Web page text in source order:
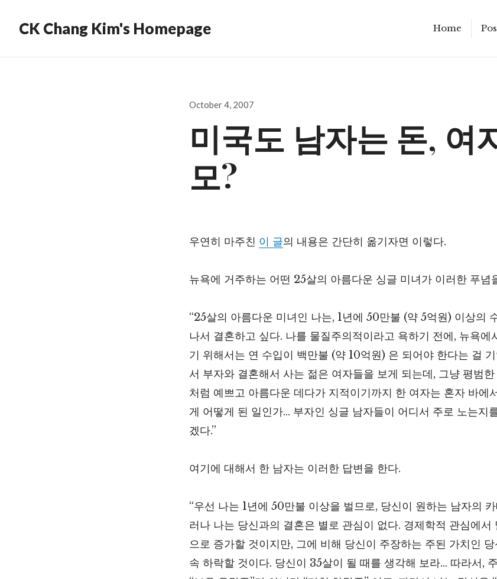
CK Chang Kim's Homepage Home
Posted
October 4, 2007
미국도 남자는 돈, 여
모?
우연히 마주친 이 글의 내용은 간단히 옮기자면 이렇다.
뉴욕에 거주하는 어떤 25살의 아름다운 싱글 미녀가 이러한 푸념
“25살의 아름다운 미녀인 나는, 1년에 50만불 (약 5억원) 이상의
나서 결혼하고 싶다. 나를 물질주의적이라고 욕하기 전에, 뉴욕에
기 위해서는 연 수입이 백만불 (약 10억원) 은 되어야 한다는 걸
서 부자와 결혼해서 사는 젊은 여자들을 보게 되는데, 그냥 평범
처럼 예쁘고 아름다운 데다가 지적이기까지 한 여자는 혼자 바에
게 어떻게 된 일인가… 부자인 싱글 남자들이 어디서 주로 노는지
겠다.”
여기에 대해서 한 남자는 이러한 답변을 한다.
“우선 나는 1년에 50만불 이상을 벌므로, 당신이 원하는 남자의
러나 나는 당신과의 결혼은 별로 관심이 없다. 경제학적 관심에서
으로 증가할 것이지만, 그에 비해 당신이 주장하는 주된 가치인
속 하락할 것이다. 당신이 35살이 될 때를 생각해 보라… 따라서,